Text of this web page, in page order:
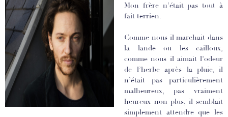
Mon frère n’était pas tout à
fait terrien.
Comme nous il marchait dans
la lande ou les cailloux,
comme nous il aimait l’odeur
de l’herbe après la pluie, il
n’était pas particulièrement
malheureux, pas vraiment
heureux non plus, il semblait
simplement attendre que les